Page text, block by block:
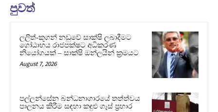
පුවත්
ලලිත්-කූගන් නඩුවේ සාක්ෂි ලබාදීමට
ගෝඨාභය රාජපක්ෂට අධිකරණ
නියෝගයක් – සාක්ෂි ඔන්ලයින් ක්‍රමයට
August 7, 2026
පල්ලන්සේන බන්ධනාගාරයේ තත්ත්වය
පාලනය කිරීම සඳහා කඳුළු ගෑස් ප්‍රහාර